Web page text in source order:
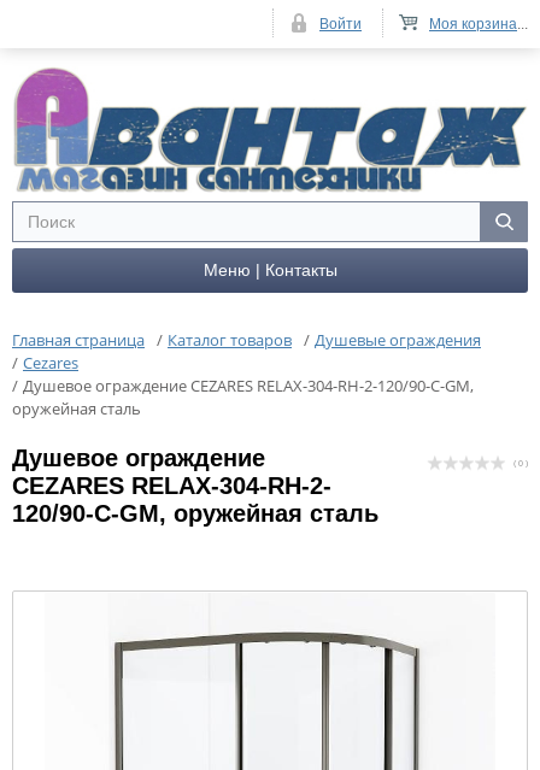
Меню | Контакты
Главная страница / Каталог товаров / Душевые ограждения
/ Cezares
/ Душевое ограждение CEZARES RELAX-304-RH-2-120/90-C-GM,
оружейная сталь
Душевое ограждение
CEZARES RELAX-304-RH-2-
120/90-C-GM, оружейная сталь
( 0 )
Моя корзина...
Войти